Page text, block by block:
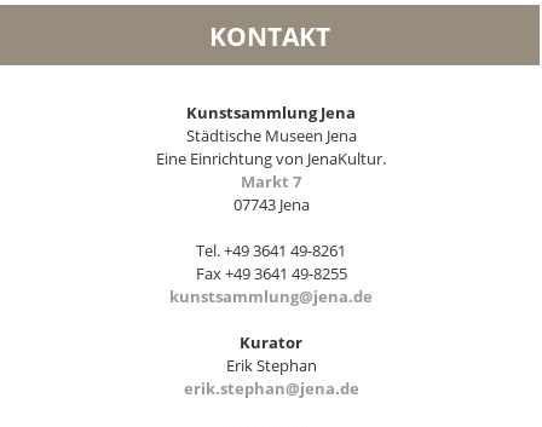
KONTAKT
Kunstsammlung Jena
Städtische Museen Jena
Eine Einrichtung von JenaKultur.
Markt 7
07743 Jena
Tel. +49 3641 49-8261
Fax +49 3641 49-8255
kunstsammlung@jena.de
Kurator
Erik Stephan
erik.stephan@jena.de